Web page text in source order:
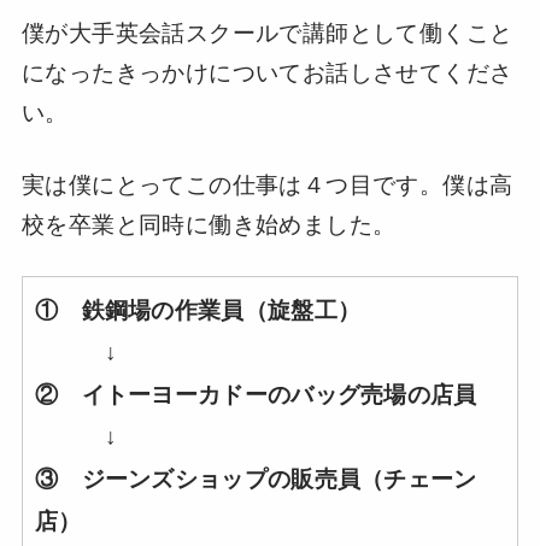
僕が大手英会話スクールで講師として働くこと
になったきっかけについてお話しさせてくださ
い。
実は僕にとってこの仕事は４つ目です。僕は高
校を卒業と同時に働き始めました。
① 鉄鋼場の作業員（旋盤工）
↓
② イトーヨーカドーのバッグ売場の店員
↓
③ ジーンズショップの販売員（チェーン
店）